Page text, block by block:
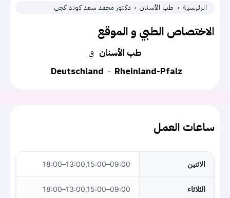
الرئيسية طب الأسنان دكتور محمد سعد كونداكجي
الاختصاص الطبي و الموقع
في طب الأسنان
Deutschland
Rheinland-Pfalz
ساعات العمل
الاثنين 09:00–13:00,15:00–18:00
الثلاثاء 09:00–13:00,15:00–18:00